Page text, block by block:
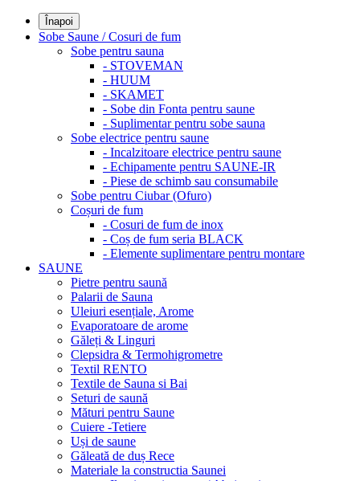
Înapoi
Sobe Saune / Cosuri de fum
Sobe pentru sauna
- STOVEMAN
- HUUM
- SKAMET
- Sobe din Fonta pentru saune
- Suplimentar pentru sobe sauna
Sobe electrice pentru saune
- Incalzitoare electrice pentru saune
- Echipamente pentru SAUNE-IR
- Piese de schimb sau consumabile
Sobe pentru Ciubar (Ofuro)
Coșuri de fum
- Cosuri de fum de inox
- Coș de fum seria BLACK
- Elemente suplimentare pentru montare
SAUNE
Pietre pentru saună
Palarii de Sauna
Uleiuri esențiale, Arome
Evaporatoare de arome
Găleți & Linguri
Clepsidra & Termohigrometre
Textil RENTO
Textile de Sauna si Bai
Seturi de saună
Mături pentru Saune
Cuiere -Tetiere
Uși de saune
Găleată de duș Rece
Materiale la constructia Saunei